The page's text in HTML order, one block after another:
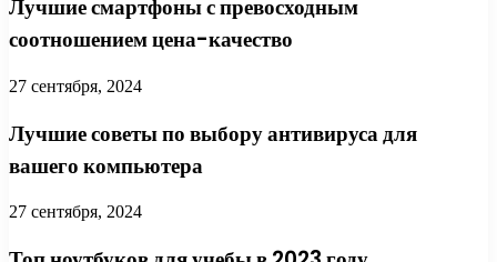
Лучшие смартфоны с превосходным
соотношением цена-качество
27 сентября, 2024
Лучшие советы по выбору антивируса для
вашего компьютера
27 сентября, 2024